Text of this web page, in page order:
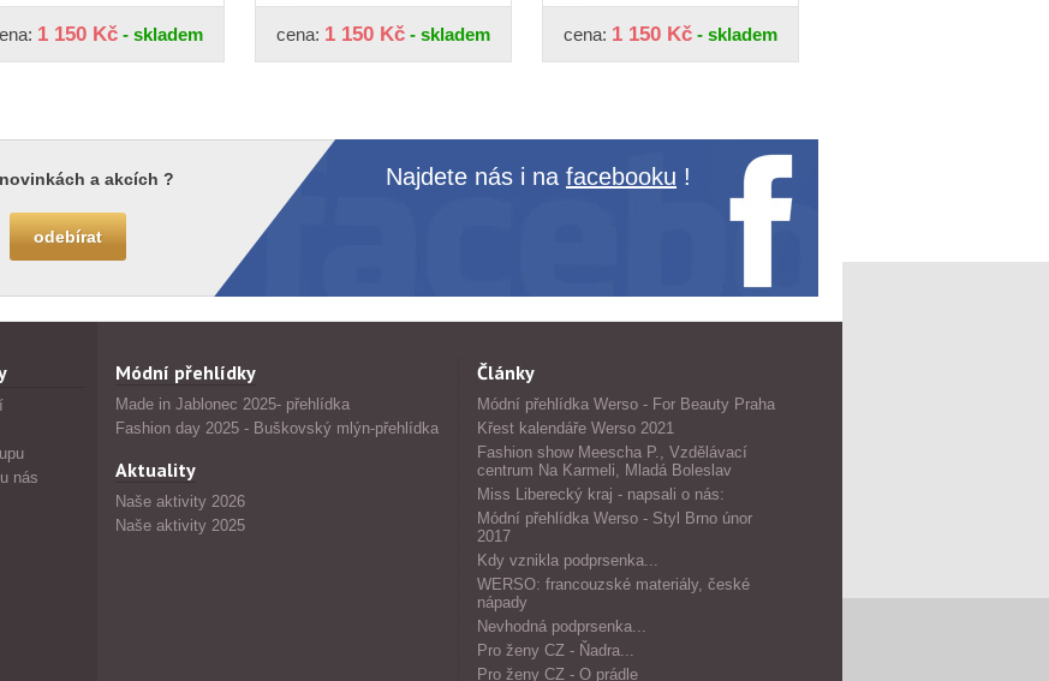
1 150 Kč - skladem cena: 1 150 Kč - skladem cena: 1 150 Kč - skladem
a akcích ? Najdete nás i na facebooku !
nás
Módní přehlídky
Made in Jablonec 2025- přehlídka
Fashion day 2025 - Buškovský mlýn-přehlídka
Aktuality
Naše aktivity 2026
Naše aktivity 2025
Články
Módní přehlídka Werso - For Beauty Praha
Křest kalendáře Werso 2021
Fashion show Meescha P., Vzdělávací
centrum Na Karmeli, Mladá Boleslav
Miss Liberecký kraj - napsali o nás:
Módní přehlídka Werso - Styl Brno únor
2017
Kdy vznikla podprsenka...
WERSO: francouzské materiály, české
nápady
Nevhodná podprsenka...
Pro ženy CZ - Ňadra...
Pro ženy CZ - O prádle